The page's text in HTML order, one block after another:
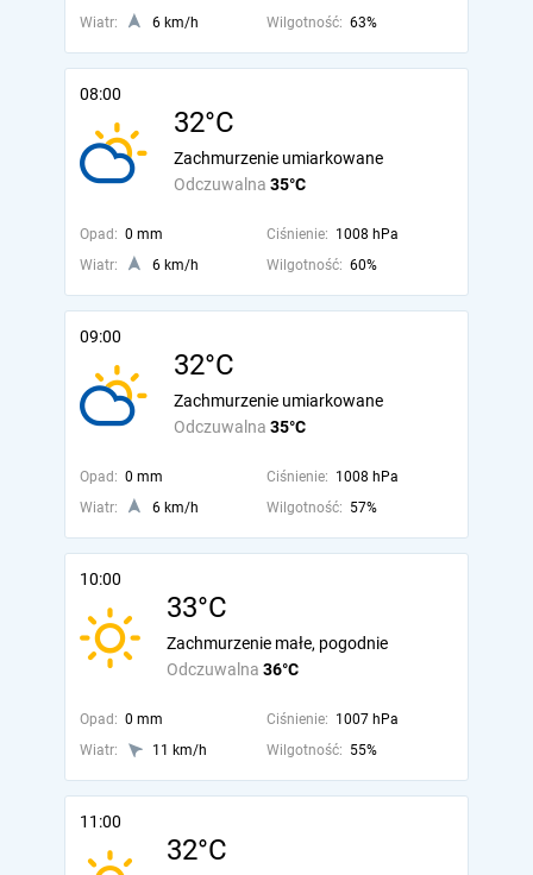
Wiatr: 6 km/h Wilgotność: 63%
08:00
32°C
Odczuwalna 35°C
Zachmurzenie umiarkowane
Opad: 0 mm Ciśnienie: 1008 hPa
Wiatr:
6 km/h Wilgotność: 60%
09:00
32°C
Odczuwalna 35°C
Zachmurzenie umiarkowane
Opad: 0 mm Ciśnienie: 1008 hPa
Wiatr:
6 km/h Wilgotność: 57%
10:00
33°C
Odczuwalna 36°C
Zachmurzenie małe, pogodnie
Opad: 0 mm Ciśnienie: 1007 hPa
Wiatr:
11 km/h Wilgotność: 55%
11:00
32°C